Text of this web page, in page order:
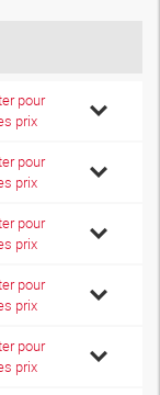
pour
prix
pour
prix
pour
prix
pour
prix
pour
prix